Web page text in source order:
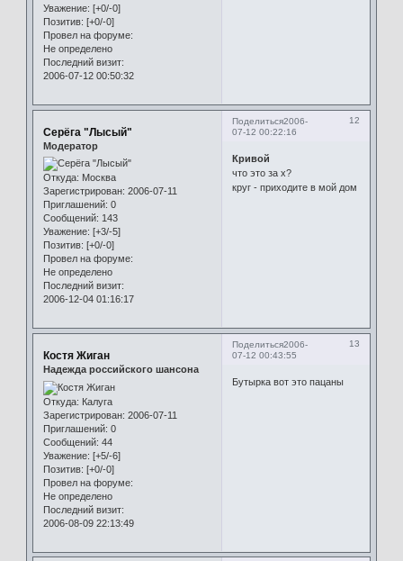
Уважение: [+0/-0]
Позитив: [+0/-0]
Провел на форуме:
Не определено
Последний визит:
2006-07-12 00:50:32
Поделиться 12
2006-
07-12 00:22:16
Серёга "Лысый"
Модератор
Откуда: Москва
Зарегистрирован: 2006-07-11
Приглашений: 0
Сообщений: 143
Уважение: [+3/-5]
Позитив: [+0/-0]
Провел на форуме:
Не определено
Последний визит:
2006-12-04 01:16:17
Кривой
что это за х?
круг - приходите в мой дом
Поделиться 13
2006-
07-12 00:43:55
Костя Жиган
Надежда российского шансона
Откуда: Калуга
Зарегистрирован: 2006-07-11
Приглашений: 0
Сообщений: 44
Уважение: [+5/-6]
Позитив: [+0/-0]
Провел на форуме:
Не определено
Последний визит:
2006-08-09 22:13:49
Бутырка вот это пацаны